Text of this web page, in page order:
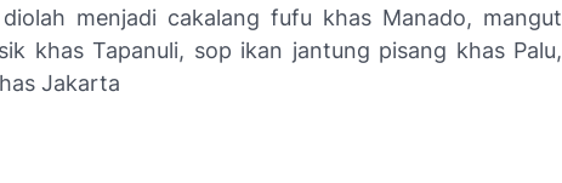
menjadi cakalang fufu khas Manado, mangut
khas Tapanuli, sop ikan jantung pisang khas Palu,
Jakarta